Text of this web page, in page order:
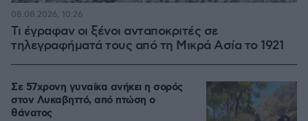
Τι έγραφαν οι ξένοι ανταποκριτές σε
τηλεγραφήματά τους από τη Μικρά Ασία το 1921
08.08.2026, 10:26
Σε 57χρονη γυναίκα ανήκει η σορός
στον Λυκαβηττό, από πτώση ο
θάνατος